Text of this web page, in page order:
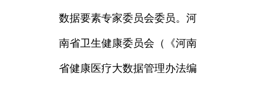
数据要素专家委员会委员。河
南省卫生健康委员会（《河南
省健康医疗大数据管理办法编